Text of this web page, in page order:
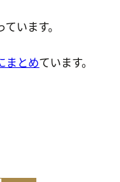
います。
まとめています。